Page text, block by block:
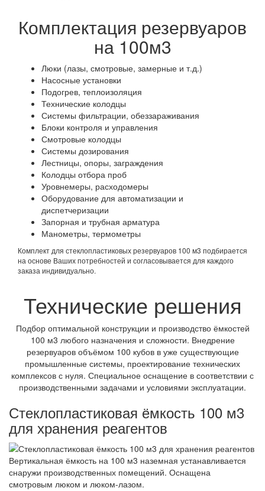
Комплектация резервуаров
на 100м3
Люки (лазы, смотровые, замерные и т.д.)
Насосные установки
Подогрев, теплоизоляция
Технические колодцы
Системы фильтрации, обеззараживания
Блоки контроля и управления
Смотровые колодцы
Системы дозирования
Лестницы, опоры, заграждения
Колодцы отбора проб
Уровнемеры, расходомеры
Оборудование для автоматизации и
диспетчеризации
Запорная и трубная арматура
Манометры, термометры
Комплект для стеклопластиковых резервуаров 100 м3 подбирается
на основе Ваших потребностей и согласовывается для каждого
заказа индивидуально.
Технические решения
Подбор оптимальной конструкции и производство ёмкостей
100 м3 любого назначения и сложности. Внедрение
резервуаров объёмом 100 кубов в уже существующие
промышленные системы, проектирование технических
комплексов с нуля. Специальное оснащение в соответствии с
производственными задачами и условиями эксплуатации.
Стеклопластиковая ёмкость 100 м3
для хранения реагентов
Вертикальная ёмкость на 100 м3 наземная устанавливается
снаружи производственных помещений. Оснащена
смотровым люком и люком-лазом.